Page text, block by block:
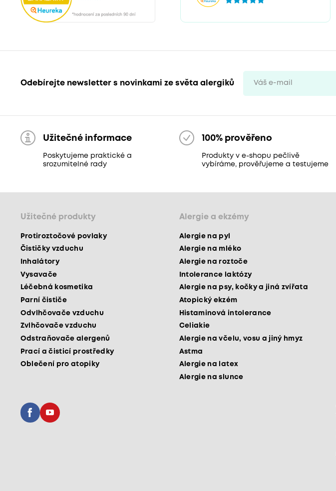
Odebírejte newsletter s novinkami ze světa alergiků
Užitečné informace
Poskytujeme praktické a
srozumitelné rady
100% prověřeno
Produkty v e-shopu pečlivě
vybíráme, prověřujeme a testujeme
Užitečné produkty
Protiroztočové povlaky
Čističky vzduchu
Inhalátory
Vysavače
Léčebná kosmetika
Parní čističe
Odvlhčovače vzduchu
Zvlhčovače vzduchu
Odstraňovače alergenů
Prací a čisticí prostředky
Oblečení pro atopiky
Alergie a ekzémy
Alergie na pyl
Alergie na mléko
Alergie na roztoče
Intolerance laktózy
Alergie na psy, kočky a jiná zvířata
Atopický ekzém
Histaminová intolerance
Celiakie
Alergie na včelu, vosu a jiný hmyz
Astma
Alergie na latex
Alergie na slunce